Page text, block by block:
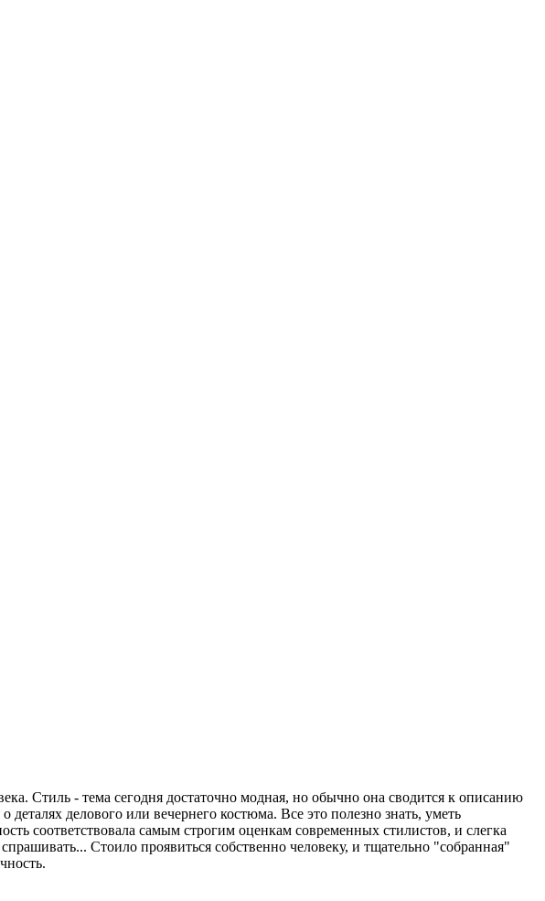
Стиль - тема сегодня достаточно модная, но обычно она сводится к описанию
делового или вечернего костюма. Все это полезно знать, уметь
соответствовала самым строгим оценкам современных стилистов, и слегка
Стоило проявиться собственно человеку, и тщательно "собранная"